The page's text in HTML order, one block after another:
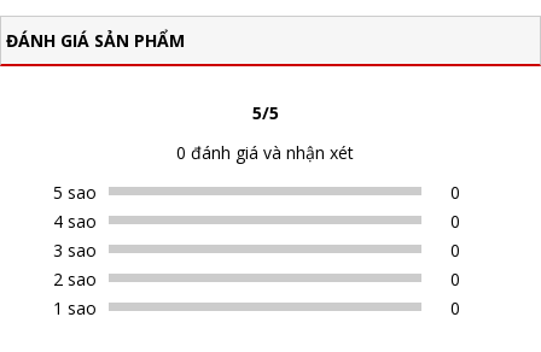
ĐÁNH GIÁ SẢN PHẨM
5/5
0 đánh giá và nhận xét
5 sao
0
4 sao
0
3 sao
0
2 sao
0
1 sao
0